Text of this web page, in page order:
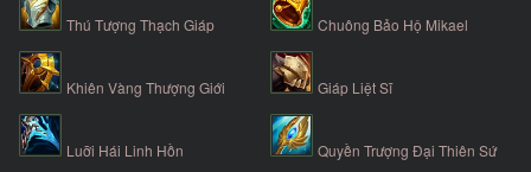
Thú Tượng Thạch Giáp Chuông Bảo Hộ Mikael
Khiên Vàng Thượng Giới Giáp Liệt Sĩ
Luỡi Hái Linh Hồn Quyền Trượng Đại Thiên Sứ